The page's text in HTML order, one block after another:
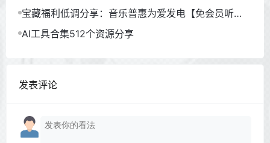
宝藏福利低调分享：音乐普惠为爱发电【免会员听
歌】
AI工具合集512个资源分享
发表评论